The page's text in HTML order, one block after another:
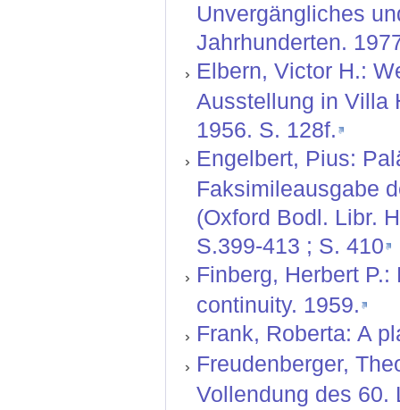
Unvergängliches
Jahrhunderten.
Elbern, Victor H.:
Ausstellung in Villa
1956. S. 128f.
Engelbert, Pius:
Faksimileausgabe
(Oxford Bodl. Libr.
S.399-413 ; S. 410
Finberg, Herbert
continuity. 1959.
Frank, Roberta: A
Freudenberger,
Vollendung des 60.